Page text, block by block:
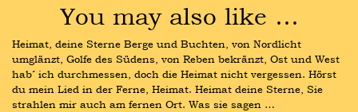
You may also like …
Heimat, deine Sterne Berge und Buchten, von Nordlicht
umglänzt, Golfe des Südens, von Reben bekränzt, Ost und West
hab´ ich durchmessen, doch die Heimat nicht vergessen. Hörst
du mein Lied in der Ferne, Heimat. Heimat deine Sterne, Sie
strahlen mir auch am fernen Ort. Was sie sagen …